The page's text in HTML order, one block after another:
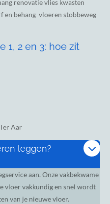
renovatie vlies kwasten
en behang vloeren stobbeweg
1, 2 en 3: hoe zit
Aar
leggen?
aan. Onze vakbekwame
vloer vakkundig en snel wordt
van je nieuwe vloer.